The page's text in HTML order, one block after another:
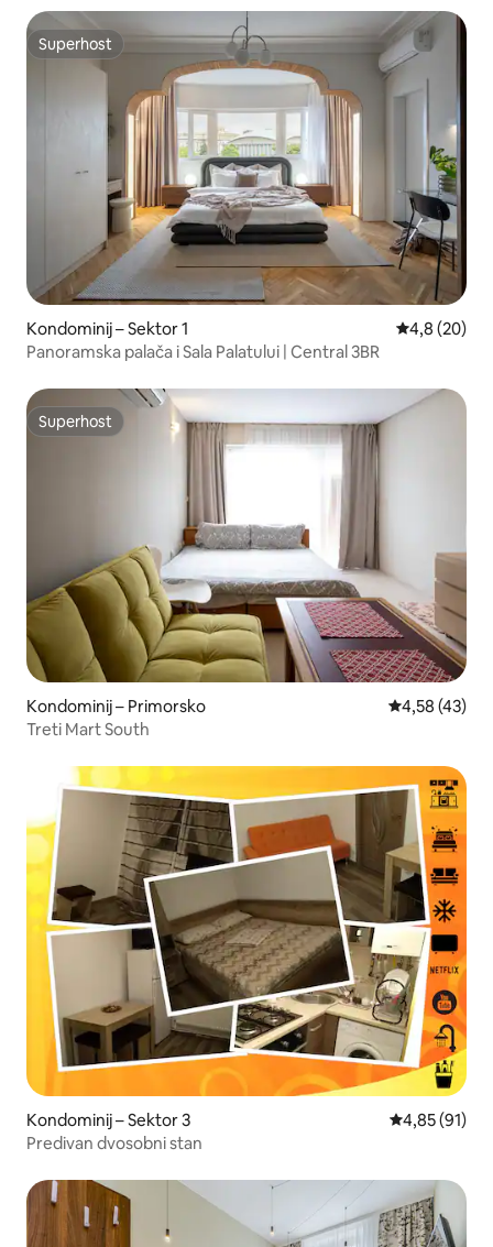
Superhost
Superhost
Kondominij – Sektor 1 Prosječna
4,8 (20)
Panoramska palača i Sala Palatului | Central 3BR
Superhost
Superhost
Kondominij – Primorsko Prosječna
4,58 (43)
Treti Mart South
Kondominij – Sektor 3 Prosječna
4,85 (91)
Predivan dvosobni stan